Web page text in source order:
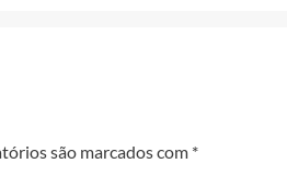
são marcados com *